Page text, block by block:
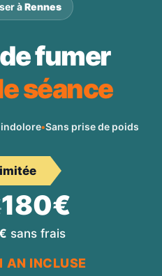
àRennes
fumer
séance
indolore•Sans prise de poids
180€
sans frais
AN INCLUSE